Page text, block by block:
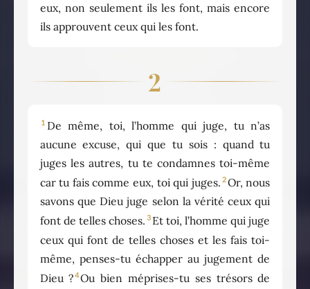
eux, non seulement ils les font, mais encore
ils approuvent ceux qui les font.
2
1 De même, toi, l’homme qui juge, tu n’as
aucune excuse, qui que tu sois : quand tu
juges les autres, tu te condamnes toi-même
car tu fais comme eux, toi qui juges. 2Or, nous
savons que Dieu juge selon la vérité ceux qui
font de telles choses. 3 Et toi, l’homme qui juge
ceux qui font de telles choses et les fais toi-
même, penses-tu échapper au jugement de
Dieu ?4Ou bien méprises-tu ses trésors de